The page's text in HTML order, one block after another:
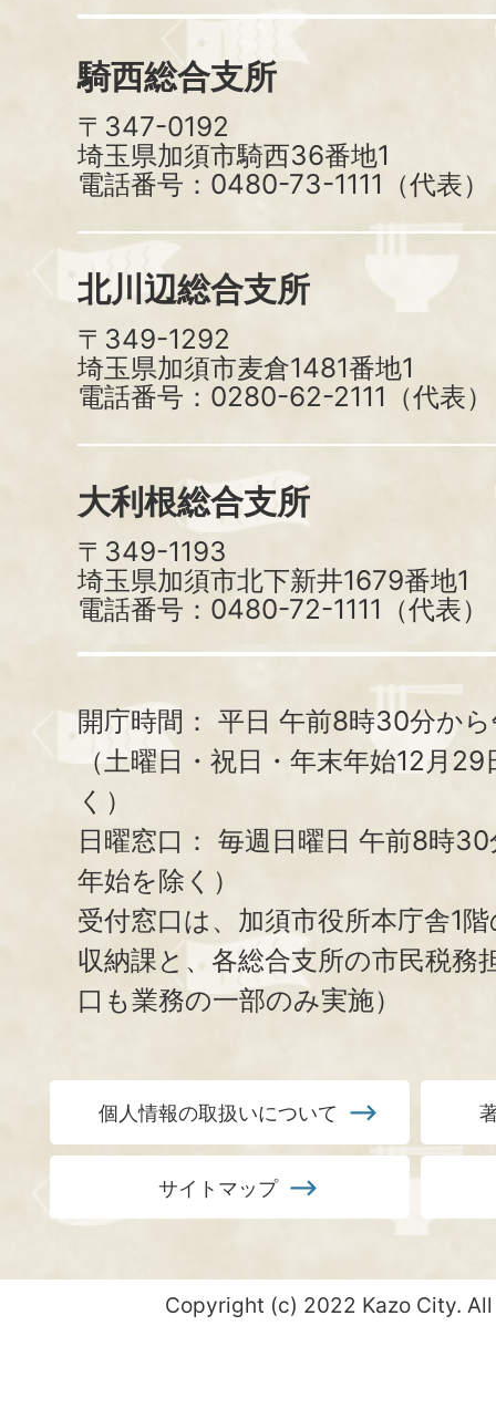
騎西総合支所
〒347-0192
埼玉県加須市騎西36番地1
電話番号：0480-73-1111（代表）
北川辺総合支所
〒349-1292
埼玉県加須市麦倉1481番地1
電話番号：0280-62-2111（代表）
大利根総合支所
〒349-1193
埼玉県加須市北下新井1679番地1
電話番号：0480-72-1111（代表）
開庁時間： 平日 午前8時30分か
（土曜日・祝日・年末年始12月
く）
日曜窓口： 毎週日曜日 午前8時
年始を除く）
受付窓口は、加須市役所本庁舎1
収納課と、 各総合支所の市民税務
口も業務の一部のみ実施）
個人情報の取扱いについて
サイトマップ
Copyright (c) 2022 Kazo City.